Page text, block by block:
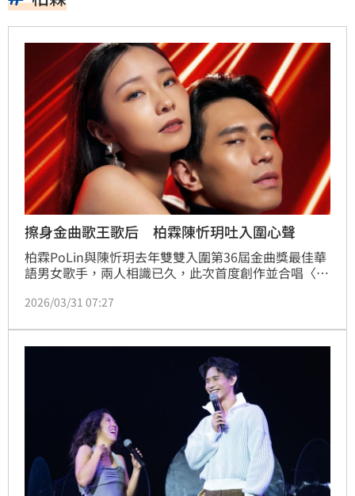
擦身金曲歌王歌后 柏霖陳忻玥吐入圍心聲
柏霖PoLin與陳忻玥去年雙雙入圍第36屆金曲獎最佳華
語男女歌手，兩人相識已久，此次首度創作並合唱〈入
故事。他們希望透過歌曲告訴大家，能夠「入圍」或與
自己想要的也沒關係，一起感謝著道別，迎接下個人生
篇章。
2026/03/31 07:27